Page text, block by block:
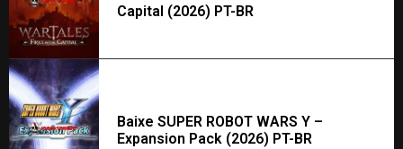
Capital (2026) PT-BR
Baixe SUPER ROBOT WARS Y –
Expansion Pack (2026) PT-BR